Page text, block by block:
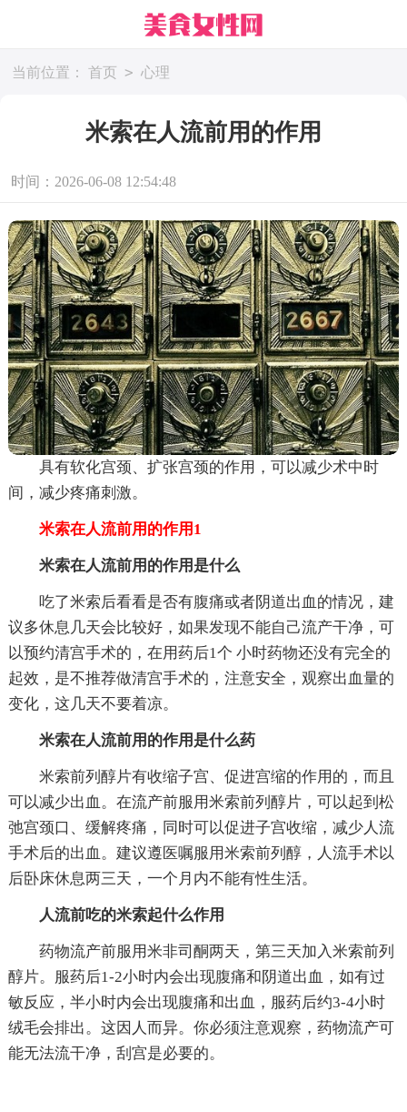
当前位置： 首页 > 心理
米索在人流前用的作用
时间：2026-06-08 12:54:48
具有软化宫颈、扩张宫颈的作用，可以减少术中时
间，减少疼痛刺激。
米索在人流前用的作用1
米索在人流前用的作用是什么
吃了米索后看看是否有腹痛或者阴道出血的情况，建
议多休息几天会比较好，如果发现不能自己流产干净，可
以预约清宫手术的，在用药后1个 小时药物还没有完全的
起效，是不推荐做清宫手术的，注意安全，观察出血量的
变化，这几天不要着凉。
米索在人流前用的作用是什么药
米索前列醇片有收缩子宫、促进宫缩的作用的，而且
可以减少出血。在流产前服用米索前列醇片，可以起到松
弛宫颈口、缓解疼痛，同时可以促进子宫收缩，减少人流
手术后的出血。建议遵医嘱服用米索前列醇，人流手术以
后卧床休息两三天，一个月内不能有性生活。
人流前吃的米索起什么作用
药物流产前服用米非司酮两天，第三天加入米索前列
醇片。服药后1-2小时内会出现腹痛和阴道出血，如有过
敏反应，半小时内会出现腹痛和出血，服药后约3-4小时
绒毛会排出。这因人而异。你必须注意观察，药物流产可
能无法流干净，刮宫是必要的。